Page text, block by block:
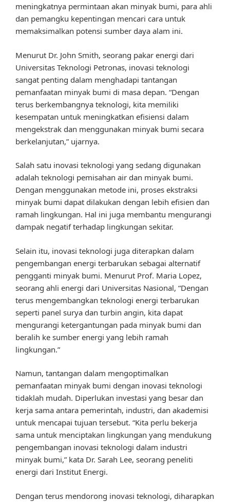
meningkatnya permintaan akan minyak bumi, para ahli
dan pemangku kepentingan mencari cara untuk
memaksimalkan potensi sumber daya alam ini.
Menurut Dr. John Smith, seorang pakar energi dari
Universitas Teknologi Petronas, inovasi teknologi
sangat penting dalam menghadapi tantangan
pemanfaatan minyak bumi di masa depan. “Dengan
terus berkembangnya teknologi, kita memiliki
kesempatan untuk meningkatkan efisiensi dalam
mengekstrak dan menggunakan minyak bumi secara
berkelanjutan,” ujarnya.
Salah satu inovasi teknologi yang sedang digunakan
adalah teknologi pemisahan air dan minyak bumi.
Dengan menggunakan metode ini, proses ekstraksi
minyak bumi dapat dilakukan dengan lebih efisien dan
ramah lingkungan. Hal ini juga membantu mengurangi
dampak negatif terhadap lingkungan sekitar.
Selain itu, inovasi teknologi juga diterapkan dalam
pengembangan energi terbarukan sebagai alternatif
pengganti minyak bumi. Menurut Prof. Maria Lopez,
seorang ahli energi dari Universitas Nasional, “Dengan
terus mengembangkan teknologi energi terbarukan
seperti panel surya dan turbin angin, kita dapat
mengurangi ketergantungan pada minyak bumi dan
beralih ke sumber energi yang lebih ramah
lingkungan.”
Namun, tantangan dalam mengoptimalkan
pemanfaatan minyak bumi dengan inovasi teknologi
tidaklah mudah. Diperlukan investasi yang besar dan
kerja sama antara pemerintah, industri, dan akademisi
untuk mencapai tujuan tersebut. “Kita perlu bekerja
sama untuk menciptakan lingkungan yang mendukung
pengembangan inovasi teknologi dalam industri
minyak bumi,” kata Dr. Sarah Lee, seorang peneliti
energi dari Institut Energi.
Dengan terus mendorong inovasi teknologi, diharapkan